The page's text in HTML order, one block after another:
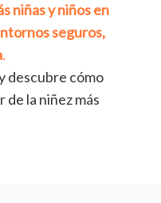
niñas y niños en
seguros,
.
descubre cómo
la niñez más